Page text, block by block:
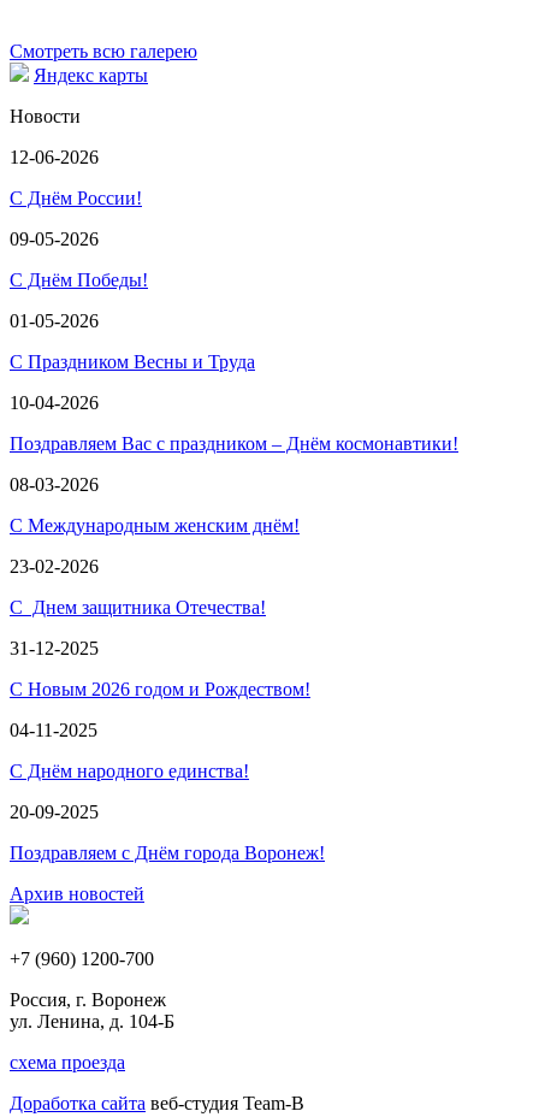
Смотреть всю галерею
Яндекс карты
Новости
12-06-2026
С Днём России!
09-05-2026
С Днём Победы!
01-05-2026
С Праздником Весны и Труда
10-04-2026
Поздравляем Вас с праздником – Днём космонавтики!
08-03-2026
С Международным женским днём!
23-02-2026
С Днем защитника Отечества!
31-12-2025
С Новым 2026 годом и Рождеством!
04-11-2025
С Днём народного единства!
20-09-2025
Поздравляем с Днём города Воронеж!
Архив новостей
+7 (960) 1200-700
Россия, г. Воронеж
ул. Ленина, д. 104-Б
схема проезда
Доработка сайта веб-студия Team-B